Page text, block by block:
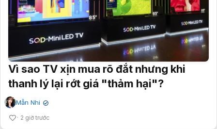
Vì sao TV xịn mua rõ đắt nhưng khi
thanh lý lại rớt giá "thảm hại"?
Mẫn Nhi ✔
2 giờ trước